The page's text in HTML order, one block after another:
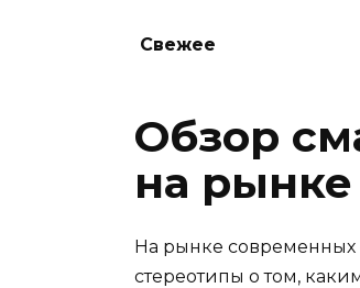
Свежее
Обзор
на
На рынке современных
стереотипы о том,